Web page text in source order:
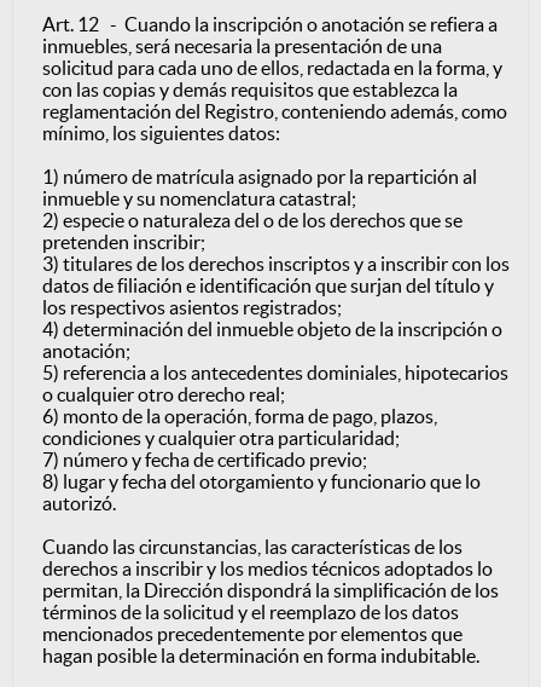
Art. 12 - Cuando la inscripción o anotación se refiera a
inmuebles, será necesaria la presentación de una
solicitud para cada uno de ellos, redactada en la forma, y
con las copias y demás requisitos que establezca la
reglamentación del Registro, conteniendo además, como
mínimo, los siguientes datos:
1) número de matrícula asignado por la repartición al
inmueble y su nomenclatura catastral;
2) especie o naturaleza del o de los derechos que se
pretenden inscribir;
3) titulares de los derechos inscriptos y a inscribir con los
datos de filiación e identificación que surjan del título y
los respectivos asientos registrados;
4) determinación del inmueble objeto de la inscripción o
anotación;
5) referencia a los antecedentes dominiales, hipotecarios
o cualquier otro derecho real;
6) monto de la operación, forma de pago, plazos,
condiciones y cualquier otra particularidad;
7) número y fecha de certificado previo;
8) lugar y fecha del otorgamiento y funcionario que lo
autorizó.
Cuando las circunstancias, las características de los
derechos a inscribir y los medios técnicos adoptados lo
permitan, la Dirección dispondrá la simplificación de los
términos de la solicitud y el reemplazo de los datos
mencionados precedentemente por elementos que
hagan posible la determinación en forma indubitable.